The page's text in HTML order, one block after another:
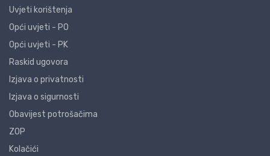
Uvjeti korištenja
Opći uvjeti - PO
Opći uvjeti - PK
Raskid ugovora
Izjava o privatnosti
Izjava o sigurnosti
Obavijest potrošačima
ZOP
Kolačići